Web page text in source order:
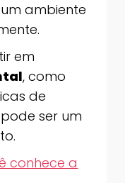
ambiente
em
, como
de
ser um
conhece a